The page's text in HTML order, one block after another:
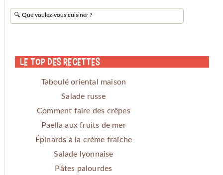
Le Top des Recettes
Taboulé oriental maison
Salade russe
Comment faire des crêpes
Paella aux fruits de mer
Épinards à la crème fraîche
Salade lyonnaise
Pâtes palourdes